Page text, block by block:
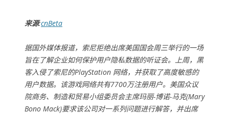
来源:cnBeta
据国外媒体报道，索尼拒绝出席美国国会周三举行的一场
旨在了解企业如何保护用户隐私数据的听证会。上周，黑
客入侵了索尼的PlayStation 网络，并获取了高度敏感的
用户数据。该游戏网络共有7700万注册用户。美国众议
院商务、制造和贸易小组委员会主席玛丽-博诺-马克(Mary
Bono Mack)要求该公司对一系列问题进行解答，并出席